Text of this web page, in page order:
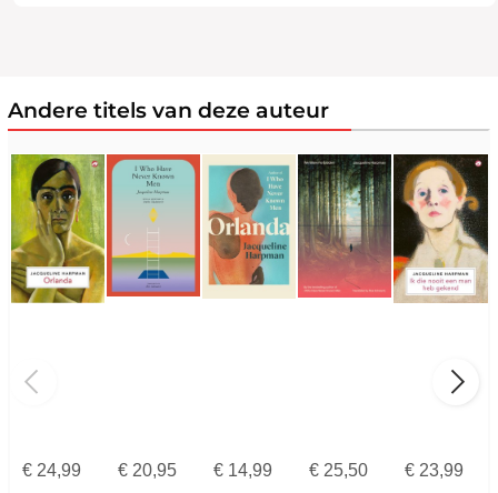
Andere titels van deze auteur
€24,99 €20,95 € 14,99 € 25,50 € 23,99